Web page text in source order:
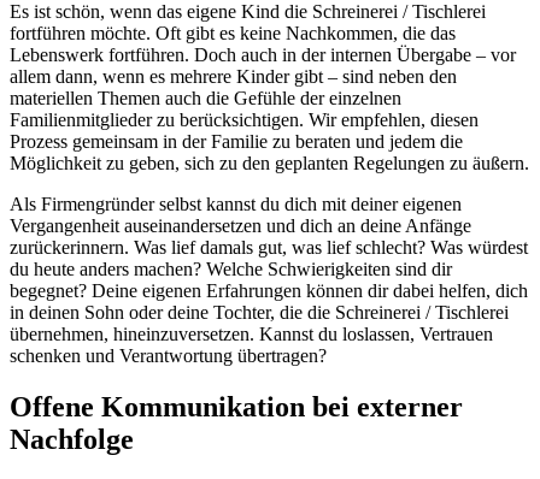
Es ist schön, wenn das eigene Kind die Schreinerei / Tischlerei
fortführen möchte. Oft gibt es keine Nachkommen, die das
Lebenswerk fortführen. Doch auch in der internen Übergabe – vor
allem dann, wenn es mehrere Kinder gibt – sind neben den
materiellen Themen auch die Gefühle der einzelnen
Familienmitglieder zu berücksichtigen. Wir empfehlen, diesen
Prozess gemeinsam in der Familie zu beraten und jedem die
Möglichkeit zu geben, sich zu den geplanten Regelungen zu äußern.
Als Firmengründer selbst kannst du dich mit deiner eigenen
Vergangenheit auseinandersetzen und dich an deine Anfänge
zurückerinnern. Was lief damals gut, was lief schlecht? Was würdest
du heute anders machen? Welche Schwierigkeiten sind dir
begegnet? Deine eigenen Erfahrungen können dir dabei helfen, dich
in deinen Sohn oder deine Tochter, die die Schreinerei / Tischlerei
übernehmen, hineinzuversetzen. Kannst du loslassen, Vertrauen
schenken und Verantwortung übertragen?
Offene Kommunikation bei externer
Nachfolge